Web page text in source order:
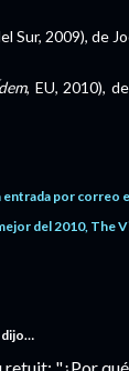
Sur, 2009), de
, EU, 2010),
entrada por correo
del 2010 The
dijo…